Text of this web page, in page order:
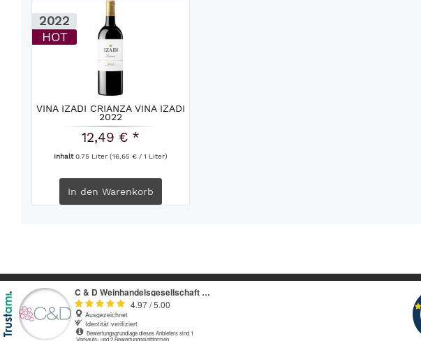
2022
HOT
VINA IZADI CRIANZA VINA IZADI
2022
12,49 € *
Inhalt0.75 Liter (16,65 € / 1 Liter)
In den Warenkorb